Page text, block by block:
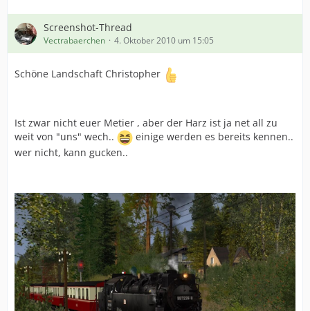
Screenshot-Thread
Vectrabaerchen 4. Oktober 2010 um 15:05
Schöne Landschaft Christopher
Ist zwar nicht euer Metier , aber der Harz ist ja net all zu
weit von "uns" wech..
einige werden es bereits kennen..
wer nicht, kann gucken..